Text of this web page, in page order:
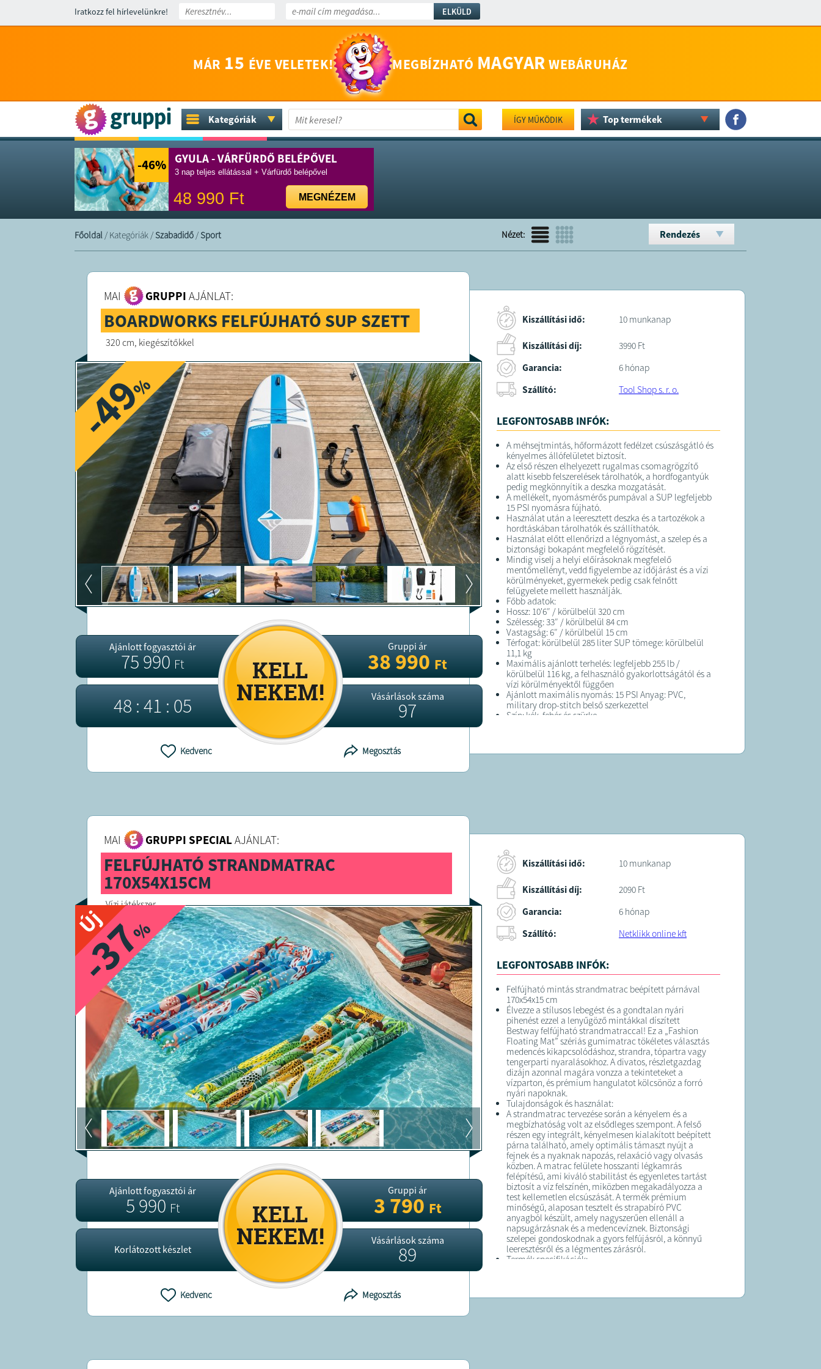
Iratkozz fel hírlevelünkre! ELKÜLD
MÁR 15 ÉVE VELETEK! MEGBÍZHATÓ MAGYAR WEBÁRUHÁZ
Kategóriák ÍGY MŰKÖDIK Top termékek
-46% GYULA - VÁRFÜRDŐ BELÉPŐVEL
3 nap teljes ellátással + Várfürdő belépővel
48 990 Ft MEGNÉZEM
Nézet: Rendezés
Főoldal / Kategóriák / Szabadidő / Sport
MAI GRUPPI AJÁNLAT:
BOARDWORKS FELFÚJHATÓ SUP SZETT
320 cm, kiegészítőkkel
-49
%
Ajánlott fogyasztói ár
75 990Ft
48:41:03
Gruppi ár
38 990Ft
Vásárlások száma
97
Kedvenc Megosztás
Kiszállítási idő: 10 munkanap
Kiszállítási díj:
3990 Ft
Garancia:
6 hónap
Szállító:
Tool Shop s. r. o.
LEGFONTOSABB INFÓK:
A méhsejtmintás, hőformázott fedélzet csúszásgátló és
kényelmes állófelületet biztosít.
Az első részen elhelyezett rugalmas csomagrögzítő
alatt kisebb felszerelések tárolhatók, a hordfogantyúk
pedig megkönnyítik a deszka mozgatását.
A mellékelt, nyomásmérős pumpával a SUP legfeljebb
15 PSI nyomásra fújható.
Használat után a leeresztett deszka és a tartozékok a
hordtáskában tárolhatók és szállíthatók.
Használat előtt ellenőrizd a légnyomást, a szelep és a
biztonsági bokapánt megfelelő rögzítését.
Mindig viselj a helyi előírásoknak megfelelő
mentőmellényt, vedd figyelembe az időjárást és a vízi
körülményeket, gyermekek pedig csak felnőtt
felügyelete mellett használják.
Főbb adatok:
Hossz: 10'6″ / körülbelül 320 cm
Szélesség: 33″ / körülbelül 84 cm
Vastagság: 6″ / körülbelül 15 cm
Térfogat: körülbelül 285 liter SUP tömege: körülbelül
11,1 kg
Maximális ajánlott terhelés: legfeljebb 255 lb /
körülbelül 116 kg, a felhasználó gyakorlottságától és a
vízi körülményektől függően
Ajánlott maximális nyomás: 15 PSI Anyag: PVC,
military drop-stitch belső szerkezettel
Szín: kék, fehér és szürke
1 db hordtáska
A kiegészítőket, dekorkellékeket nem tartalmazza a
csomag!
FELTÉTELEK:
A megrendelt termék átlagosan 10 munkanapon belül
kiszállításra kerül
A termék forgalmazója a Tool Shop s.r.o.
MAI GRUPPI SPECIALAJÁNLAT:
FELFÚJHATÓ STRANDMATRAC
170X54X15CM
Vízi játékszer
Új
-37
%
Ajánlott fogyasztói ár
5 990Ft
Korlátozott készlet
Gruppi ár
3 790Ft
Vásárlások száma
89
Kedvenc Megosztás
Kiszállítási idő: 10 munkanap
Kiszállítási díj:
2090 Ft
Garancia:
6 hónap
Szállító:
Netklikk online kft
LEGFONTOSABB INFÓK:
Felfújható mintás strandmatrac beépített párnával
170x54x15 cm
Élvezze a stílusos lebegést és a gondtalan nyári
pihenést ezzel a lenyűgöző mintákkal díszített
Bestway felfújható strandmatraccal! Ez a „Fashion
Floating Mat” szériás gumimatrac tökéletes választás
medencés kikapcsolódáshoz, strandra, tópartra vagy
tengerparti nyaralásokhoz. A divatos, részletgazdag
dizájn azonnal magára vonzza a tekinteteket a
vízparton, és prémium hangulatot kölcsönöz a forró
nyári napoknak.
Tulajdonságok és használat:
A strandmatrac tervezése során a kényelem és a
megbízhatóság volt az elsődleges szempont. A felső
részen egy integrált, kényelmesen kialakított beépített
párna található, amely optimális támaszt nyújt a
fejnek és a nyaknak napozás, relaxáció vagy olvasás
közben. A matrac felülete hosszanti légkamrás
felépítésű, ami kiváló stabilitást és egyenletes tartást
biztosít a víz felszínén, miközben megakadályozza a
test kellemetlen elcsúszását. A termék prémium
minőségű, alaposan tesztelt és strapabíró PVC
anyagból készült, amely nagyszerűen ellenáll a
napsugárzásnak és a medencevíznek. Biztonsági
szelepei gondoskodnak a gyors felfújásról, a könnyű
leeresztésről és a légmentes zárásról.
Termék specifikációk:
(ideális, teljes alakos méret a kényelmes vizes